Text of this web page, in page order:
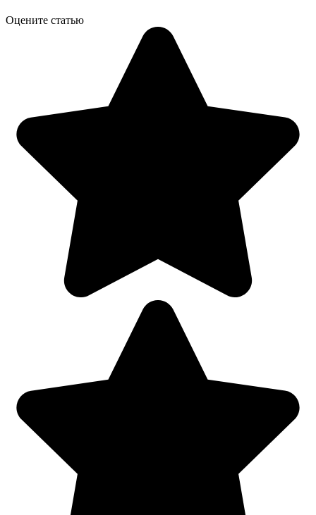
Оцените статью